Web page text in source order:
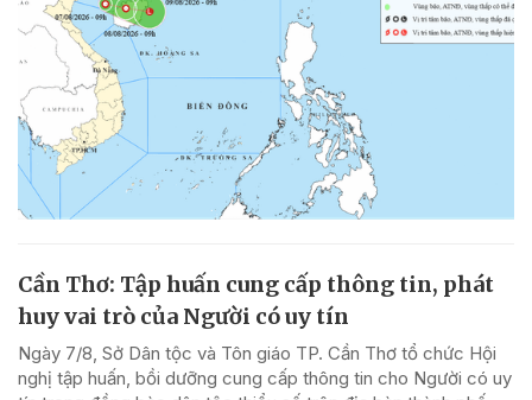
Cần Thơ: Tập huấn cung cấp thông tin, phát
huy vai trò của Người có uy tín
Ngày 7/8, Sở Dân tộc và Tôn giáo TP. Cần Thơ tổ chức Hội
nghị tập huấn, bồi dưỡng cung cấp thông tin cho Người có uy